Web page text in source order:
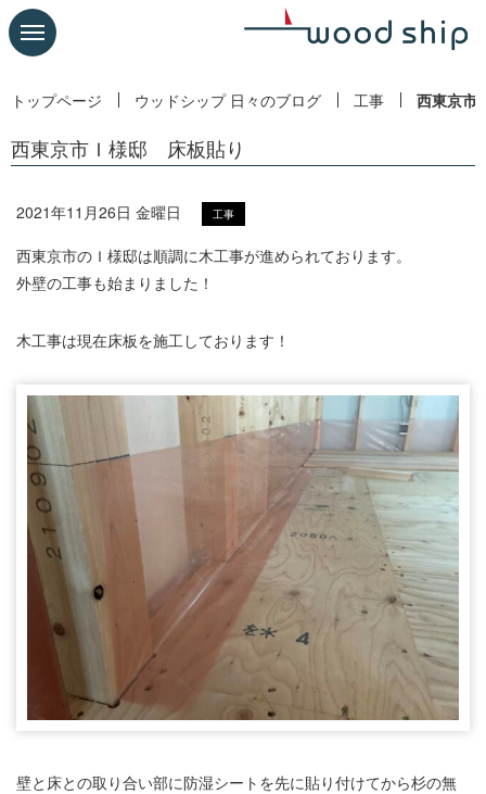
トップページ ウッドシップ 日々のブログ 工事 西東京
西東京市Ｉ様邸 床板貼り
2021年11月26日 金曜日 工事
西東京市のＩ様邸は順調に木工事が進められております。
外壁の工事も始まりました！
木工事は現在床板を施工しております！
壁と床との取り合い部に防湿シートを先に貼り付けてから杉の無